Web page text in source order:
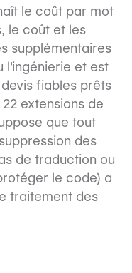
le coût par mot
le coût et les
supplémentaires
l'ingénierie et est
fiables prêts
extensions de
que tout
des
de traduction ou
le code) a
traitement des